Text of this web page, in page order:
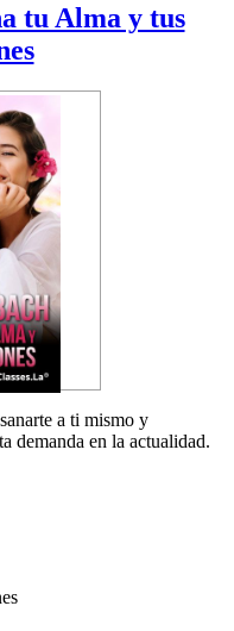
tu Alma y tus
a ti mismo y
demanda en la actualidad.